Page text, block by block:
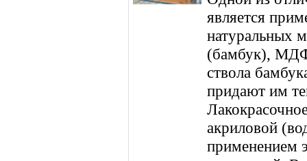
является
натуральных
(бамбук),
ствола
придают им
акриловой
применением